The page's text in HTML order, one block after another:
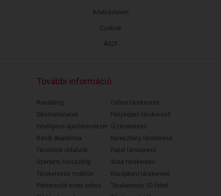
ÁSZF
Adatvédelem
Cookiek
További információ
Randiblog
Sikertörténetek
Intelligens ajánlórendszer
Randi Akadémia
Facebook oldalunk
Szerelmi horoszkóp
Társkeresés mobilon
Párkeresők most online
Online társkereső
Fényképes társkereső
Új társkereső
Keresztény társkereső
Fiatal társkereső
30as társkereső
Középkorú társkereső
Társkeresés 50 felett